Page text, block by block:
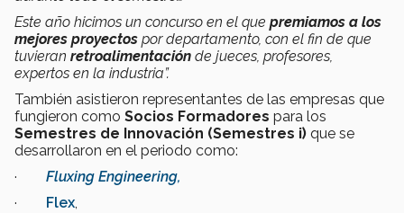
Este año hicimos un concurso en el que premiamos a los
mejores proyectos por departamento, con el fin de que
tuvieran retroalimentación de jueces, profesores,
expertos en la industria”.
También asistieron representantes de las empresas que
fungieron como Socios Formadores para los
Semestres de Innovación (Semestres i) que se
desarrollaron en el periodo como:
· Fluxing Engineering,
· Flex,